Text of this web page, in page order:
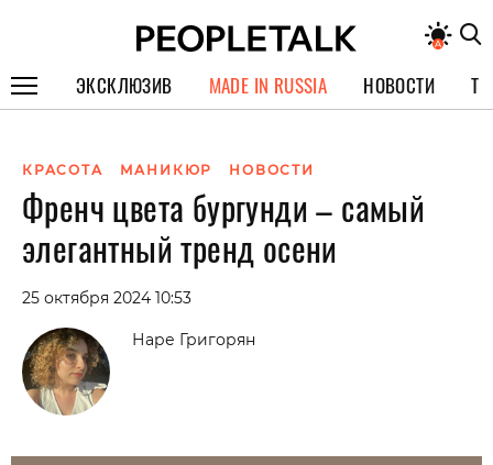
ЭКСКЛЮЗИВ
СПЕЦПРОЕКТЫ
ИНТЕРВЬЮ
ПОКОЛЕНИЕ
MADE IN RUSSIA НОВОСТИ
КРАСОТА МАНИКЮР НОВОСТИ
Френч цвета бургунди – самый
элегантный тренд осени
25 октября 2024 10:53
Наре Григорян